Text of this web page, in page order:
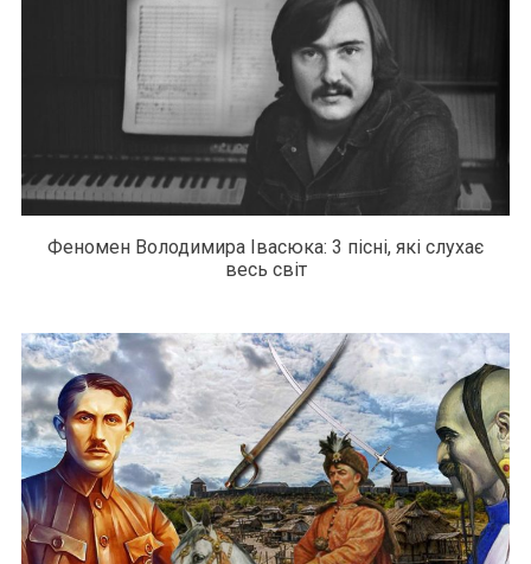
Феномен Володимира Івасюка: 3 пісні, які слухає
весь світ